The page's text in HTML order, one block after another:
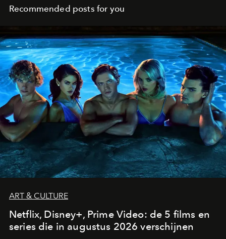
Recommended posts for you
ART & CULTURE
Netflix, Disney+, Prime Video: de 5 films en
series die in augustus 2026 verschijnen